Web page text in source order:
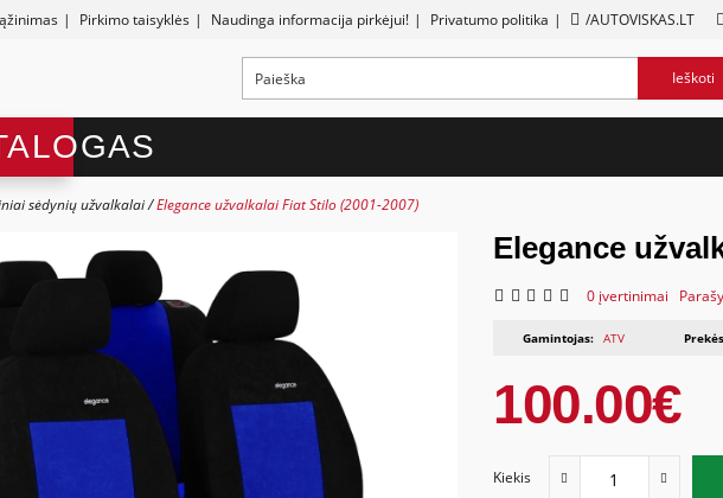
| Pirkimo taisyklės | Naudinga informacija pirkėjui! | Privatumo politika | /AUTOVISKAS.LT
Ieškoti
sėdynių užvalkalai Elegance užvalkalai Fiat Stilo (2001-2007)
Elegance
0 įvertinimai
Gamintojas: ATV
100.00€
Kiekis